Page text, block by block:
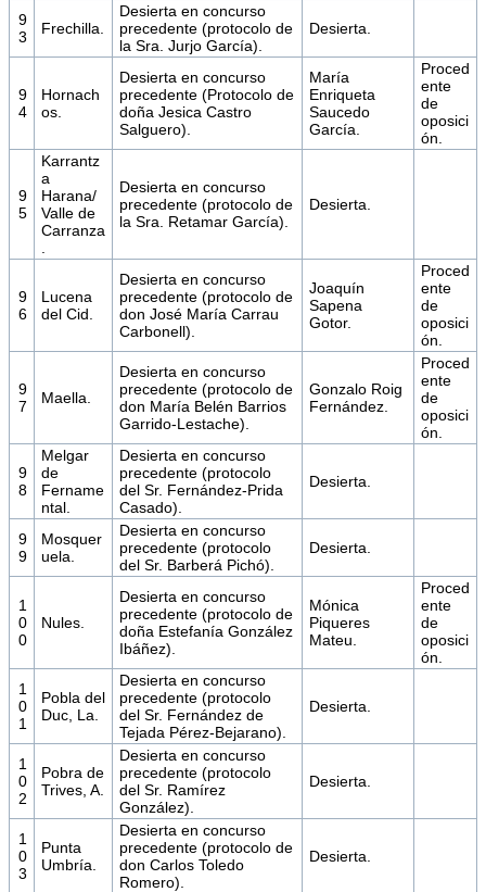
9
3
Frechilla.
Desierta en concurso
precedente (protocolo de
la Sra. Jurjo García).
Desierta.
9
4
Hornach
os.
Desierta en concurso
precedente (Protocolo de
doña Jesica Castro
Salguero).
María
Enriqueta
Saucedo
García.
Proced
ente
de
oposici
ón.
9
5
Karrantz
a
Harana/
Valle de
Carranza
Desierta en concurso
precedente (protocolo de
la Sra. Retamar García).
Desierta.
9
6
Lucena
del Cid.
Desierta en concurso
precedente (protocolo de
don José María Carrau
Carbonell).
Joaquín
Sapena
Gotor.
Proced
ente
de
oposici
ón.
9
7
Maella.
Desierta en concurso
precedente (protocolo de
don María Belén Barrios
Garrido-Lestache).
Gonzalo Roig
Fernández.
Proced
ente
de
oposici
ón.
9
8
Melgar
de
Fername
ntal.
Desierta en concurso
precedente (protocolo
del Sr. Fernández-Prida
Casado).
Desierta.
9
9
Mosquer
uela.
Desierta en concurso
precedente (protocolo
del Sr. Barberá Pichó).
Desierta.
1
0
0
Nules.
Desierta en concurso
precedente (protocolo de
doña Estefanía González
Ibáñez).
Mónica
Piqueres
Mateu.
Proced
ente
de
oposici
ón.
1
0
1
Pobla del
Duc, La.
Desierta en concurso
precedente (protocolo
del Sr. Fernández de
Tejada Pérez-Bejarano).
Desierta.
1
0
2
Pobra de
Trives, A.
Desierta en concurso
precedente (protocolo
del Sr. Ramírez
González).
Desierta.
1
0
3
Punta
Umbría.
Desierta en concurso
precedente (protocolo de
don Carlos Toledo
Romero).
Desierta.